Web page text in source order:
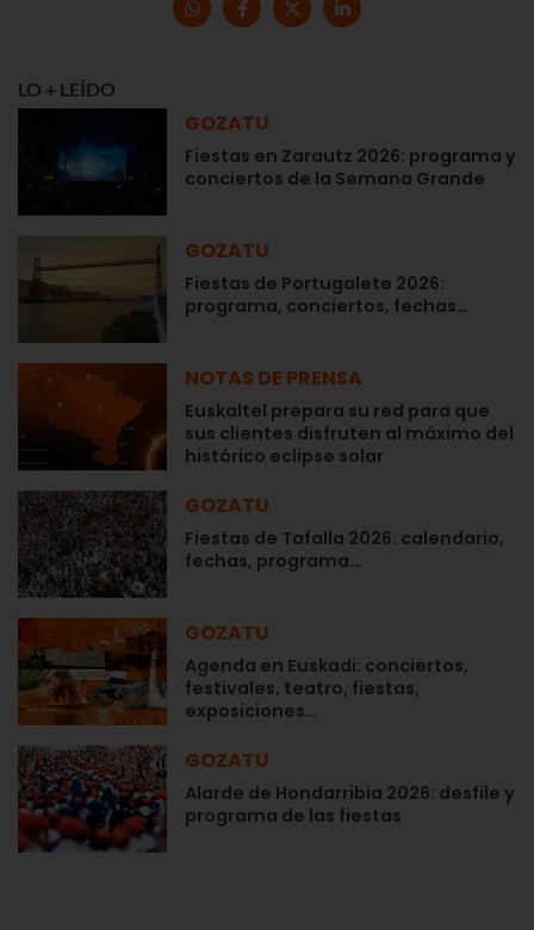
LO + LEÍDO
GOZATU
Fiestas en Zarautz 2026: programa y
conciertos de la Semana Grande
GOZATU
Fiestas de Portugalete 2026:
programa, conciertos, fechas…
NOTAS DE PRENSA
Euskaltel prepara su red para que
sus clientes disfruten al máximo del
histórico eclipse solar
GOZATU
Fiestas de Tafalla 2026: calendario,
fechas, programa…
GOZATU
Agenda en Euskadi: conciertos,
festivales, teatro, fiestas,
exposiciones…
GOZATU
Alarde de Hondarribia 2026: desfile y
programa de las fiestas